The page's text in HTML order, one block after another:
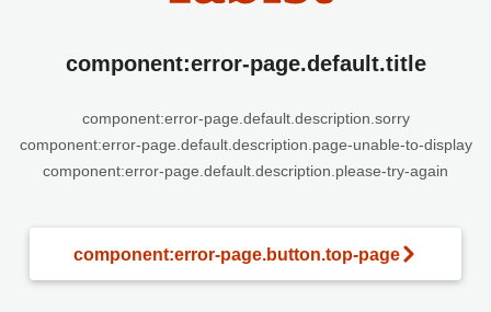
component:error-page.default.title
component:error-page.default.description.sorry
component:error-page.default.description.page-unable-to-display
component:error-page.default.description.please-try-again
component:error-page.button.top-page